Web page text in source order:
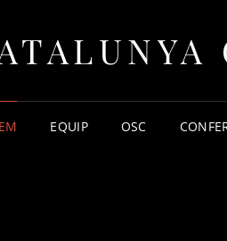
EQUIP OSC